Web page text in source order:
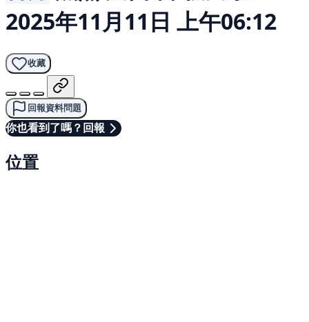
2025年11月11日 上午06:12
收藏
回報資料問題
你也看到了嗎？回報
位置